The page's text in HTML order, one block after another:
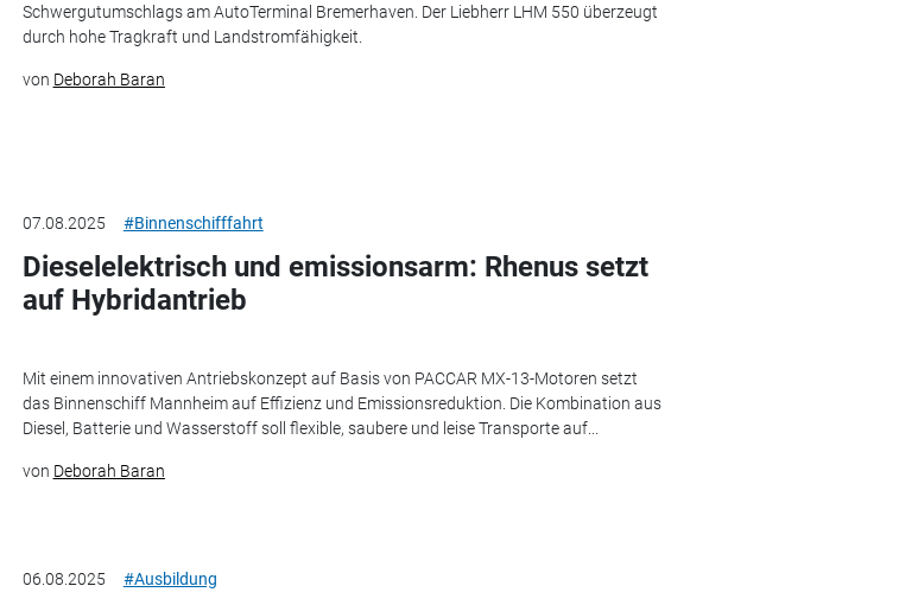
Schwergutumschlags am AutoTerminal Bremerhaven. Der Liebherr LHM 550 überzeugt
durch hohe Tragkraft und Landstromfähigkeit.
von Deborah Baran
07.08.2025 #Binnenschifffahrt
Dieselelektrisch und emissionsarm: Rhenus setzt
auf Hybridantrieb
Mit einem innovativen Antriebskonzept auf Basis von PACCAR MX-13-Motoren setzt
das Binnenschiff Mannheim auf Effizienz und Emissionsreduktion. Die Kombination aus
Diesel, Batterie und Wasserstoff soll flexible, saubere und leise Transporte auf...
von Deborah Baran
06.08.2025 #Ausbildung